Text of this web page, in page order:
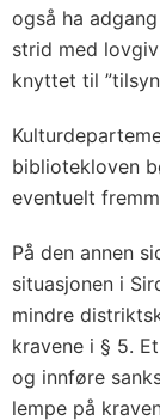
også ha
strid med
knyttet til
bibliotekloven
eventuelt
På den annen
situasjonen i
mindre
kravene i § 5.
og innføre
lempe på